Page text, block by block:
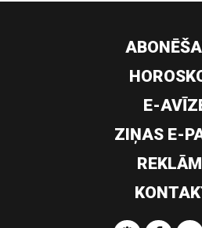
E-
ZIŅAS E-